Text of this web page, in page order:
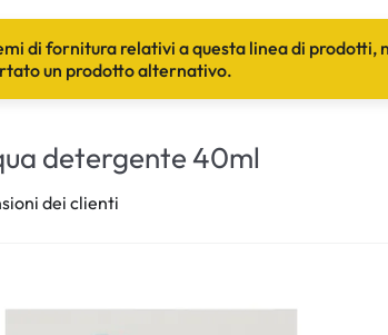
Lenti toricheEasySept
AOSEPT
di fornitura relativi a questa linea di
un prodotto alternativo.
detergente 40ml
dei clienti